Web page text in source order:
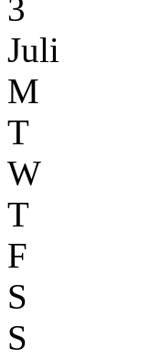
3
Juli
M
T
W
T
F
S
S